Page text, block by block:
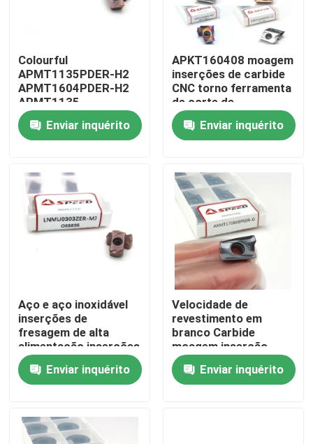
Casa
Produtos
Quem Somos
Fale Conosco
notícias
Todos os casos
Colourful
APMT1135PDER-H2
APMT1604PDER-H2
APMT1135
APMT1604 H2 M2
inserções de moagem
de carburo CNC
Enviar inquérito
APKT160408 moagem
inserções de carbide
CNC torno ferramenta
de corte de
torneamento inserção
de moagemEnviar inquérito
Aço e aço inoxidável
inserções de
fresagem de alta
alimentação inserções
LNMU com
revestimento
PVD/CVD
Enviar inquérito
Velocidade de
revestimento em
branco Carbide
moagem inserção
AXMT170508PEER-G
para acabamento de
superfície lisa
Enviar inquérito